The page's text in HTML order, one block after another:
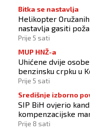
Bitka se nastavlja
Helikopter
nastavlja gasiti
Konjica
Prije 5 sati
MUP HNŽ-a
Uhićene dvije
benzinsku crpku u
Prije 5 sati
Središnje izborno
SIP BiH ovjerio
kompenzacijske
izborima 2026
Prije 8 sati